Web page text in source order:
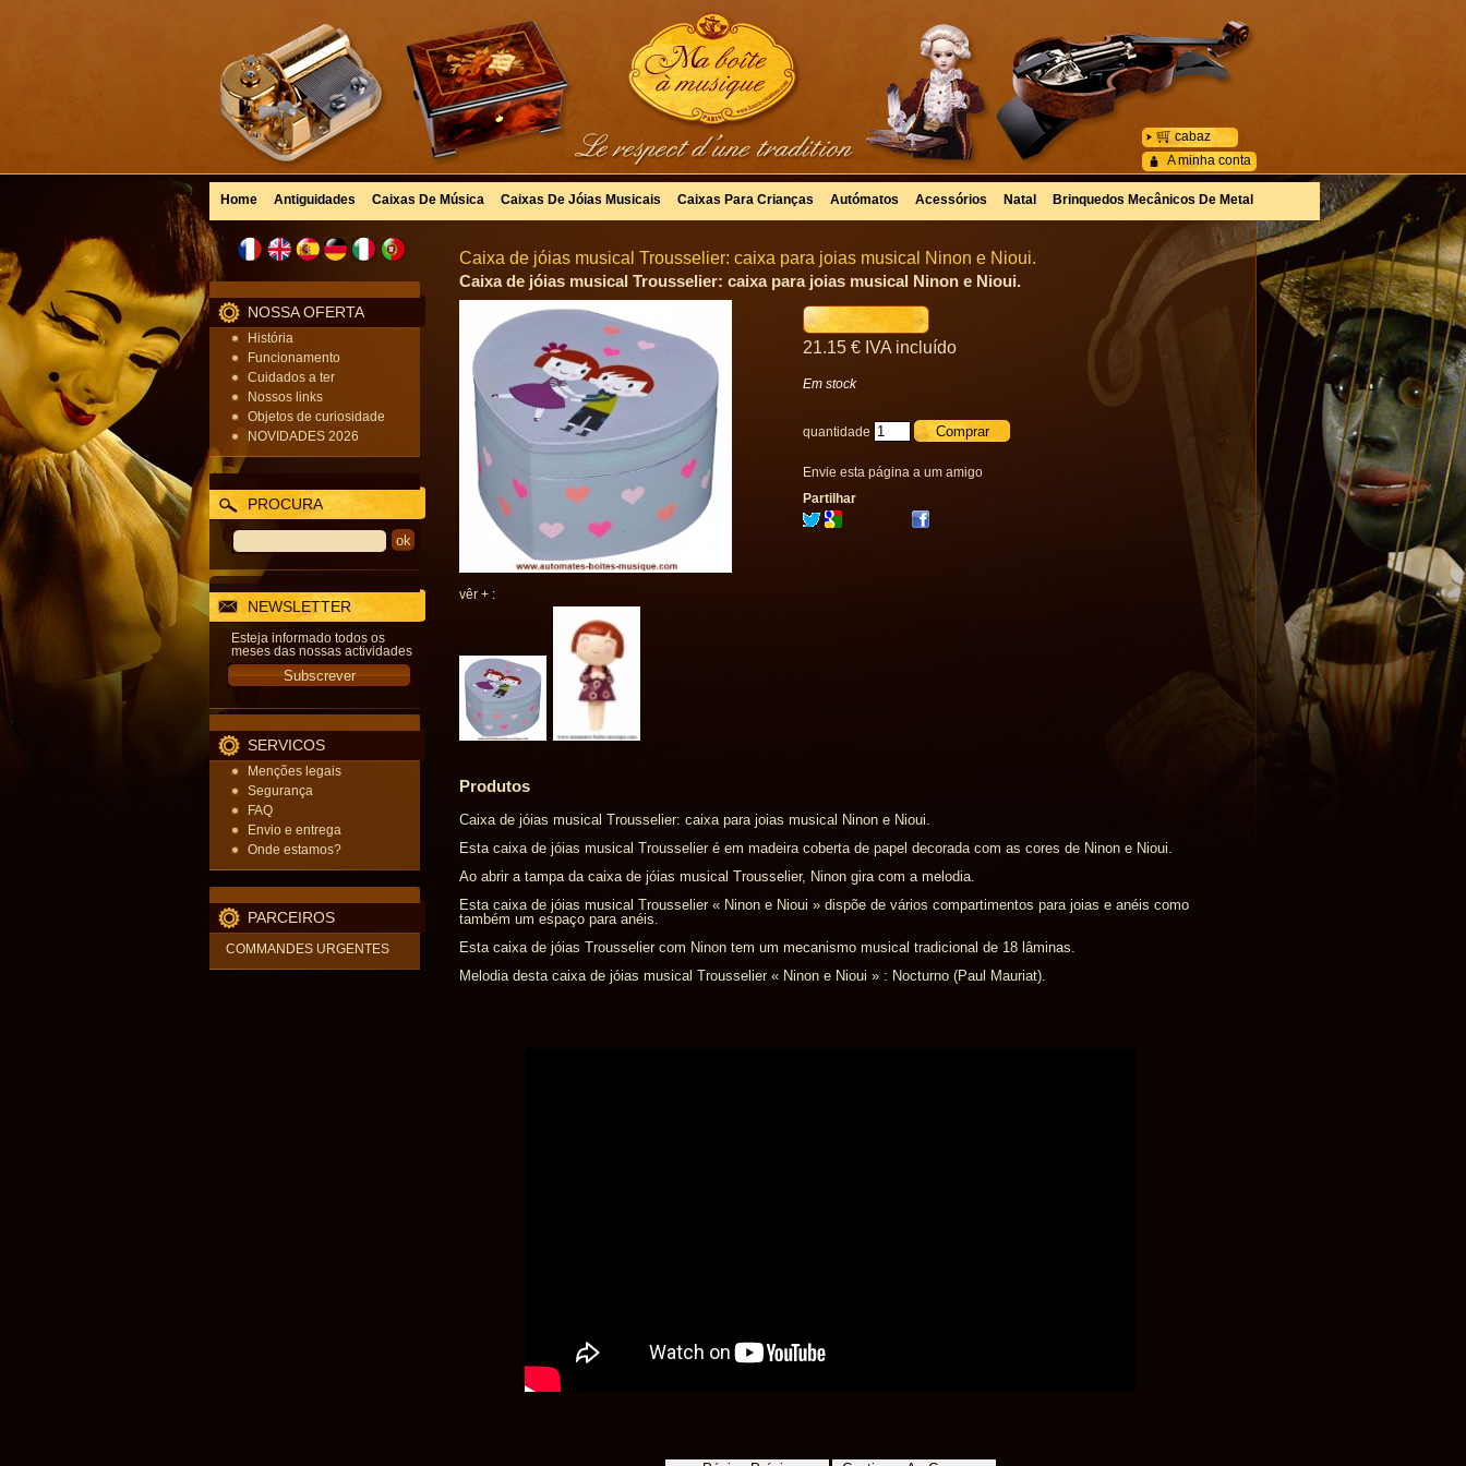
A minha conta
cabaz
Home Antiguidades Caixas De Música Caixas De Jóias Musicais Caixas Para Crianças Autómatos Acessórios Natal Brinquedos Mecânicos De Metal
NOSSA OFERTA
História
Funcionamento
Cuidados a ter
Nossos links
Objetos de curiosidade
NOVIDADES 2026
PROCURA
NEWSLETTER
Esteja informado todos os
meses das nossas actividades
SERVICOS
Menções legais
Segurança
FAQ
Envio e entrega
Onde estamos?
PARCEIROS
COMMANDES URGENTES
Caixa de jóias musical Trousselier: caixa para joias musical Ninon e Nioui.
Caixa de jóias musical Trousselier: caixa para joias musical Ninon e Nioui.
vêr + :
21.15 € IVA incluído
Em stock
quantidade
Envie esta página a um amigo
Partilhar
Produtos
Caixa de jóias musical Trousselier: caixa para joias musical Ninon e Nioui.
Esta caixa de jóias musical Trousselier é em madeira coberta de papel decorada com as cores de Ninon e Nioui.
Ao abrir a tampa da caixa de jóias musical Trousselier, Ninon gira com a melodia.
Esta caixa de jóias musical Trousselier « Ninon e Nioui » dispõe de vários compartimentos para joias e anéis como
também um espaço para anéis.
Esta caixa de jóias Trousselier com Ninon tem um mecanismo musical tradicional de 18 lâminas.
Melodia desta caixa de jóias musical Trousselier « Ninon e Nioui » : Nocturno (Paul Mauriat).